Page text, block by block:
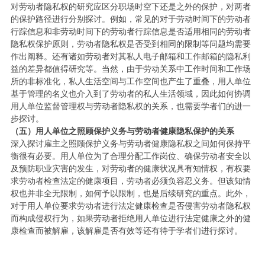
对劳动者隐私权的研究应区分职场时空下还是之外的保护，对两者
的保护路径进行分别探讨。例如，常见的对于劳动时间下的劳动者
行踪信息和非劳动时间下的劳动者行踪信息是否适用相同的劳动者
隐私权保护原则，劳动者隐私权是否受到相同的限制等问题均需要
作出阐释。还有诸如劳动者对其私人电子邮箱和工作邮箱的隐私利
益的差异都值得研究等。当然，由于劳动关系中工作时间和工作场
所的非标准化，私人生活空间与工作空间也产生了重叠，用人单位
基于管理的名义也介入到了劳动者的私人生活领域，因此如何协调
用人单位监督管理权与劳动者隐私权的关系，也需要学者们的进一
步探讨。
（五）用人单位之照顾保护义务与劳动者健康隐私保护的关系
深入探讨雇主之照顾保护义务与劳动者健康隐私权之间如何保持平
衡很有必要。用人单位为了合理分配工作岗位、确保劳动者安全以
及预防职业灾害的发生，对劳动者的健康状况具有知情权，有权要
求劳动者检查法定的健康项目，劳动者必须负容忍义务。但该知情
权也并非全无限制，如何予以限制，也是后续研究的重点。此外，
对于用人单位要求劳动者进行法定健康检查是否侵害劳动者隐私权
而构成侵权行为，如果劳动者拒绝用人单位进行法定健康之外的健
康检查而被解雇，该解雇是否有效等还有待于学者们进行探讨。